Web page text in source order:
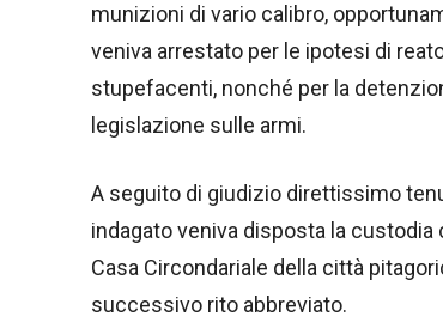
munizioni di vario calibro,
veniva arrestato per le ipotesi di
stupefacenti, nonché per la
legislazione sulle armi.
A seguito di giudizio direttissimo
indagato veniva disposta la
Casa Circondariale della città
successivo rito abbreviato.